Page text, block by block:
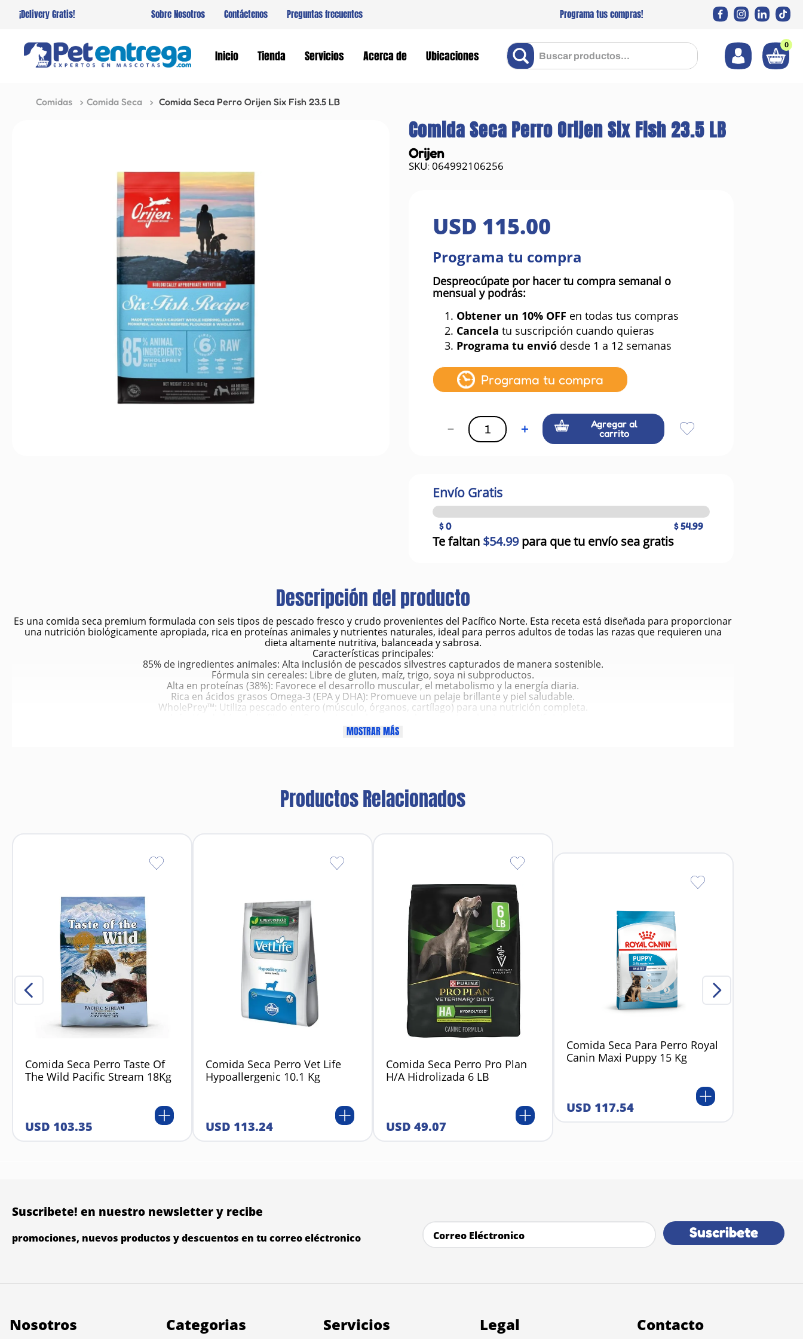
¡Delivery Gratis! Sobre Nosotros Contáctenos Preguntas frecuentes Programa tus compras!
Inicio Tienda Servicios Acerca de Ubicaciones
Buscar productos... 0
Comidas Comida Seca Comida Seca Perro Orijen Six Fish 23.5 LB
Comida Seca Perro Orijen Six Fish 23.5 LB
Orijen
:064992106256
USD 115.00
Programa tu compra
Despreocúpate por hacer tu compra semanal o
mensual y podrás:
1. Obtener un 10% OFF en todas tus compras
2. Cancela tu suscripción cuando quieras
3. Programa tu envió desde 1 a 12 semanas
Programa tu compra
＋
－
Agregar al
carrito
Envío Gratis
$ 0 $ 54.99
Te faltan $54.99para que tu envío sea gratis
Descripción del producto
Es una comida seca premium formulada con seis tipos de pescado fresco y crudo provenientes del Pacífico Norte. Esta receta está diseñada para proporcionar
una nutrición biológicamente apropiada, rica en proteínas animales y nutrientes naturales, ideal para perros adultos de todas las razas que requieren una
dieta altamente nutritiva, balanceada y sabrosa.
Características principales:
85% de ingredientes animales: Alta inclusión de pescados silvestres capturados de manera sostenible.
Fórmula sin cereales: Libre de gluten, maíz, trigo, soya ni subproductos.
Alta en proteínas (38%): Favorece el desarrollo muscular, el metabolismo y la energía diaria.
Rica en ácidos grasos Omega-3 (EPA y DHA): Promueve un pelaje brillante y piel saludable.
WholePrey™: Utiliza pescado entero (músculo, órganos, cartílago) para una nutrición completa.
Ingredientes destacados:
Sardina entera cruda, Caballa entera cruda, Merluza entera cruda, Lenguado entero crudo, Róbalo entero crudo, Hígado de pescado, Aceite de pescado,
Mejora la digestión y absorción de nutrientes.
Refuerza el sistema inmune y cardiovascular.
MOSTRAR MÁS
Productos Relacionados
Comida Seca Perro Taste Of
The Wild Pacific Stream 18Kg
USD 103.35
Comida Seca Perro Vet Life
Hypoallergenic 10.1 Kg
USD 113.24
Comida Seca Perro Pro Plan
H/A Hidrolizada 6 LB
USD 49.07
Comida Seca Para Perro Royal
Canin Maxi Puppy 15 Kg
USD 117.54
Suscribete! en nuestro newsletter y recibe
promociones, nuevos productos y descuentos en tu correo eléctronico Suscribete
Nosotros Categorias Servicios Legal Contacto